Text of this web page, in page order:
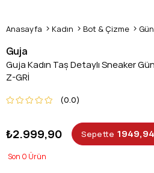
Anasayfa Kadın Bot & Çizme
Guja
Guja Kadın Taş Detaylı Sneaker
Z-GRİ
0.0
₺2.999,90 Sepette
0